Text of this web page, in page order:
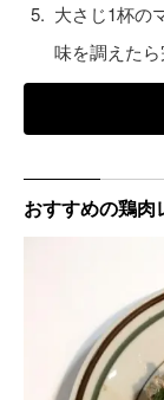
大さじ1杯の
味を調えた
おすすめの鶏肉